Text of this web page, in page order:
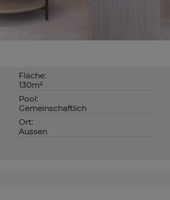
Fläche:
130m²
Pool:
Gemeinschaftlich
Ort:
Aussen